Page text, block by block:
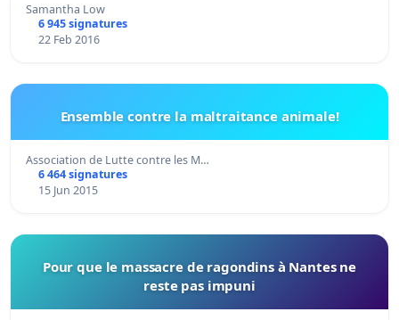
Samantha Low
6 945 signatures
22 Feb 2016
Ensemble contre la maltraitance animale!
Association de Lutte contre les M…
6 464 signatures
15 Jun 2015
Pour que le massacre de ragondins à Nantes ne
reste pas impuni